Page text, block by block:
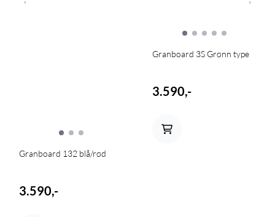
Granboard 132 blå/rød
3.590,-
Granboard 3S Grønn type
3.590,-